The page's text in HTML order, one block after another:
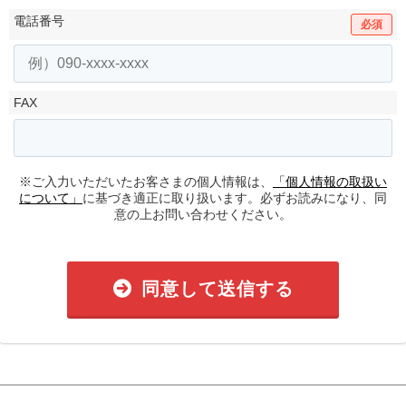
電話番号 必須
FAX
※ご入力いただいたお客さまの個人情報は、
「個人情報の取扱い
について」 に基づき適正に取り扱います。必ずお読みになり、同
意の上お問い合わせください。
同意して送信する